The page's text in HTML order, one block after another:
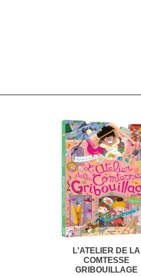
L'ATELIER DE LA
COMTESSE
GRIBOUILLAGE